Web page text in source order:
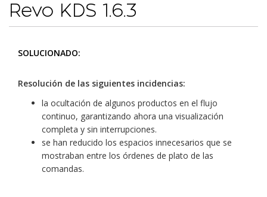
Revo KDS 1.6.3
SOLUCIONADO:
Resolución de las siguientes incidencias:
la ocultación de algunos productos en el flujo
continuo, garantizando ahora una visualización
completa y sin interrupciones.
se han reducido los espacios innecesarios que se
mostraban entre los órdenes de plato de las
comandas.